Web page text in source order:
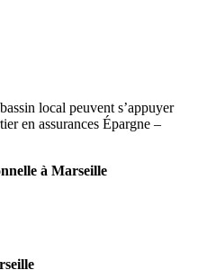
local peuvent s’appuyer
en assurances Épargne –
à Marseille